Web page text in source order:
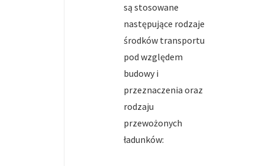
są stosowane
następujące rodzaje
środków transportu
pod względem
budowy i
przeznaczenia oraz
rodzaju
przewożonych
ładunków: